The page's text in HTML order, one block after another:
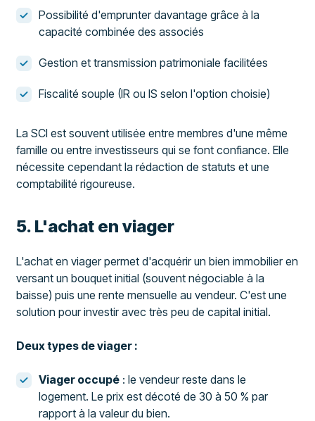
Possibilité d'emprunter davantage grâce à la
capacité combinée des associés
Gestion et transmission patrimoniale facilitées
Fiscalité souple (IR ou IS selon l'option choisie)
La SCI est souvent utilisée entre membres d'une même
famille ou entre investisseurs qui se font confiance. Elle
nécessite cependant la rédaction de statuts et une
comptabilité rigoureuse.
5. L'achat en viager
L'achat en viager permet d'acquérir un bien immobilier en
versant un bouquet initial (souvent négociable à la
baisse) puis une rente mensuelle au vendeur. C'est une
solution pour investir avec très peu de capital initial.
Deux types de viager :
Viager occupé : le vendeur reste dans le
logement. Le prix est décoté de 30 à 50 % par
rapport à la valeur du bien.